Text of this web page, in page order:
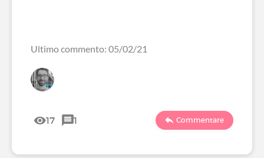
Ultimo commento: 05/02/21
17 1 Commentare